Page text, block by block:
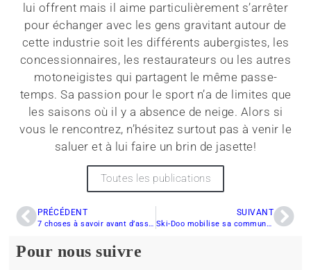
lui offrent mais il aime particulièrement s’arrêter
pour échanger avec les gens gravitant autour de
cette industrie soit les différents aubergistes, les
concessionnaires, les restaurateurs ou les autres
motoneigistes qui partagent le même passe-
temps. Sa passion pour le sport n’a de limites que
les saisons où il y a absence de neige. Alors si
vous le rencontrez, n’hésitez surtout pas à venir le
saluer et à lui faire un brin de jasette!
Toutes les publications
PRÉCÉDENT
7 choses à savoir avant d’assurer votre motoneige au Québec
SUIVANT
Ski-Doo mobilise sa communauté
Pour nous suivre